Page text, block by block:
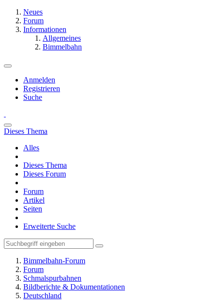
Neues
Forum
Informationen
Allgemeines
Bimmelbahn
Anmelden
Registrieren
Suche
Dieses Thema
Alles
Dieses Thema
Dieses Forum
Forum
Artikel
Seiten
Erweiterte Suche
Bimmelbahn-Forum
Forum
Schmalspurbahnen
Bildberichte & Dokumentationen
Deutschland